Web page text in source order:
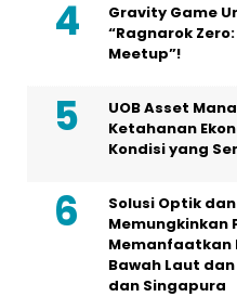
Gravity Game
“Ragnarok
Meetup”!
UOB Asset
Ketahanan
Kondisi yang
Solusi Optik
Memungkinkan
Memanfaatkan
Bawah Laut
dan Singapura